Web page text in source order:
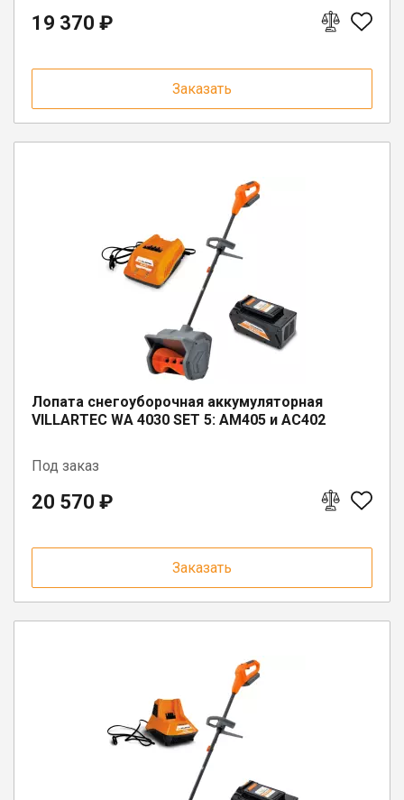
19 370 ₽
Заказать
Лопата снегоуборочная аккумуляторная
VILLARTEC WA 4030 SET 5: AM405 и AC402
Под заказ
20 570 ₽
Заказать